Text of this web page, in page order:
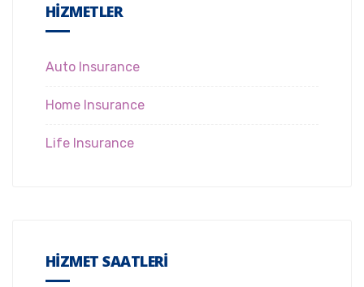
HIZMETLER
Auto Insurance
Home Insurance
Life Insurance
HIZMET SAATLERI